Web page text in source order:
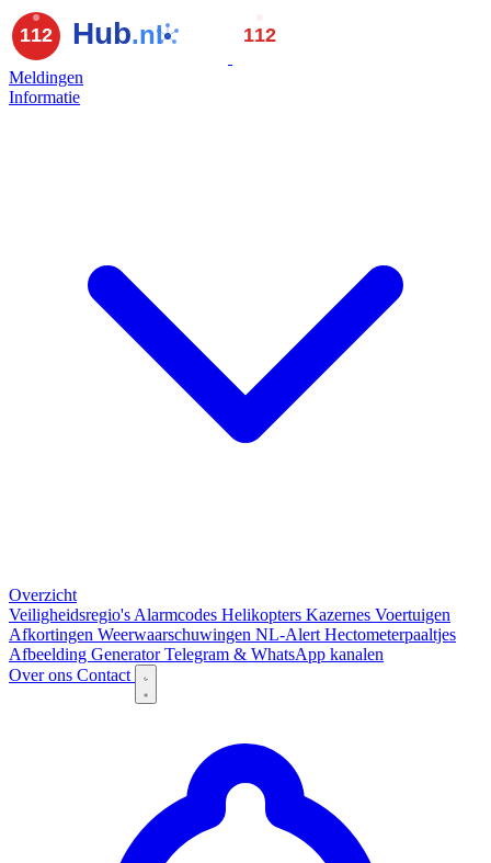
Meldingen
Informatie
Overzicht
Veiligheidsregio's Alarmcodes Helikopters Kazernes Voertuigen
Afkortingen Weerwaarschuwingen NL-Alert Hectometerpaaltjes
Afbeelding GeneratorTelegram & WhatsApp kanalen
Over ons Contact